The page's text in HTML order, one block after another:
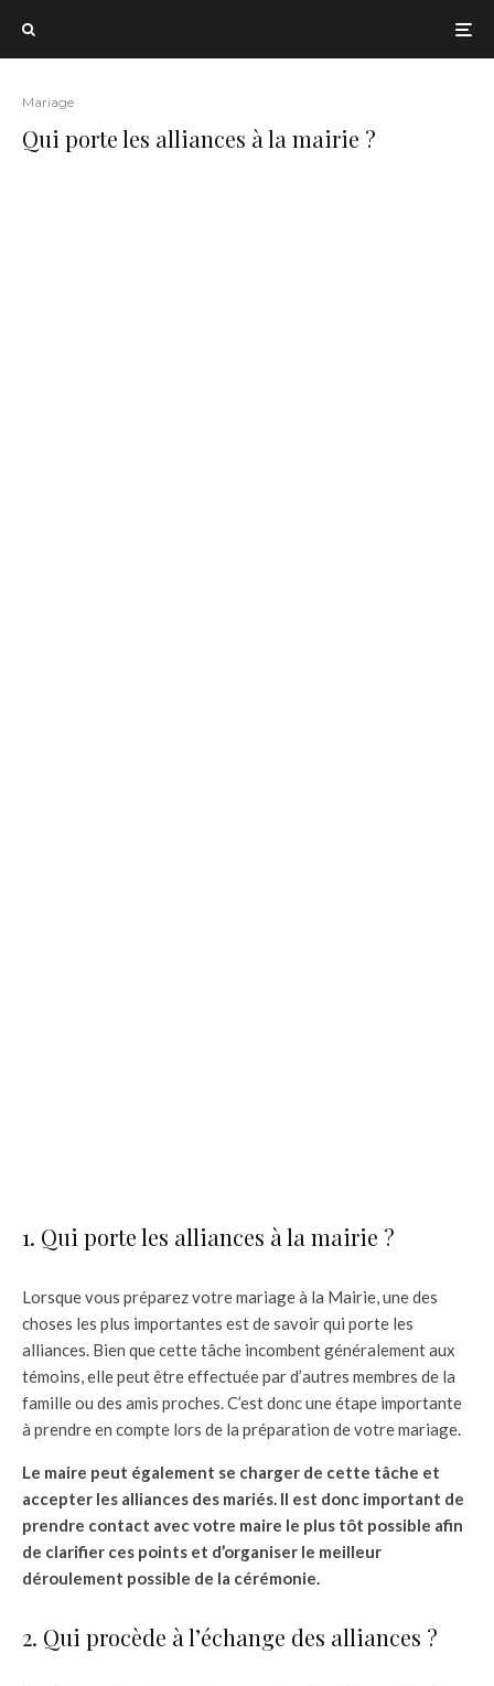
Mariage
Qui porte les alliances à la mairie ?
1. Qui porte les alliances à la mairie ?
Lorsque vous préparez votre mariage à la Mairie, une des
choses les plus importantes est de savoir qui porte les
alliances. Bien que cette tâche incombent généralement aux
témoins, elle peut être effectuée par d’autres membres de la
famille ou des amis proches. C’est donc une étape importante
à prendre en compte lors de la préparation de votre mariage.
Le maire peut également se charger de cette tâche et
accepter les alliances des mariés. Il est donc important de
prendre contact avec votre maire le plus tôt possible afin
de clarifier ces points et d’organiser le meilleur
déroulement possible de la cérémonie.
2. Qui procède à l’échange des alliances ?